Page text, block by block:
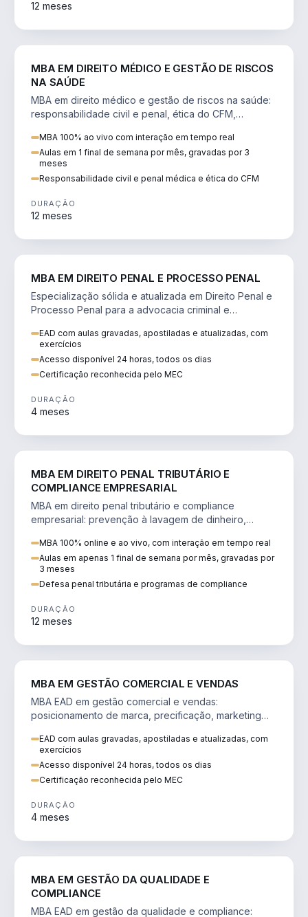
12 meses
MBA EM DIREITO MÉDICO E GESTÃO DE RISCOS
NA SAÚDE
MBA em direito médico e gestão de riscos na saúde:
responsabilidade civil e penal, ética do CFM,
MBA 100% ao vivo com interação em tempo real
Aulas em 1 final de semana por mês, gravadas por 3
meses
Responsabilidade civil e penal médica e ética do CFM
DURAÇÃO
12 meses
MBA EM DIREITO PENAL E PROCESSO PENAL
Especialização sólida e atualizada em Direito Penal e
Processo Penal para a advocacia criminal e
EAD com aulas gravadas, apostiladas e atualizadas, com
exercícios
Acesso disponível 24 horas, todos os dias
Certificação reconhecida pelo MEC
DURAÇÃO
4 meses
MBA EM DIREITO PENAL TRIBUTÁRIO E
COMPLIANCE EMPRESARIAL
MBA em direito penal tributário e compliance
empresarial: prevenção à lavagem de dinheiro,
MBA 100% online e ao vivo, com interação em tempo real
Aulas em apenas 1 final de semana por mês, gravadas por
3 meses
Defesa penal tributária e programas de compliance
DURAÇÃO
12 meses
MBA EM GESTÃO COMERCIAL E VENDAS
MBA EAD em gestão comercial e vendas:
posicionamento de marca, precificação, marketing
EAD com aulas gravadas, apostiladas e atualizadas, com
exercícios
Acesso disponível 24 horas, todos os dias
Certificação reconhecida pelo MEC
DURAÇÃO
4 meses
MBA EM GESTÃO DA QUALIDADE E
COMPLIANCE
MBA EAD em gestão da qualidade e compliance: